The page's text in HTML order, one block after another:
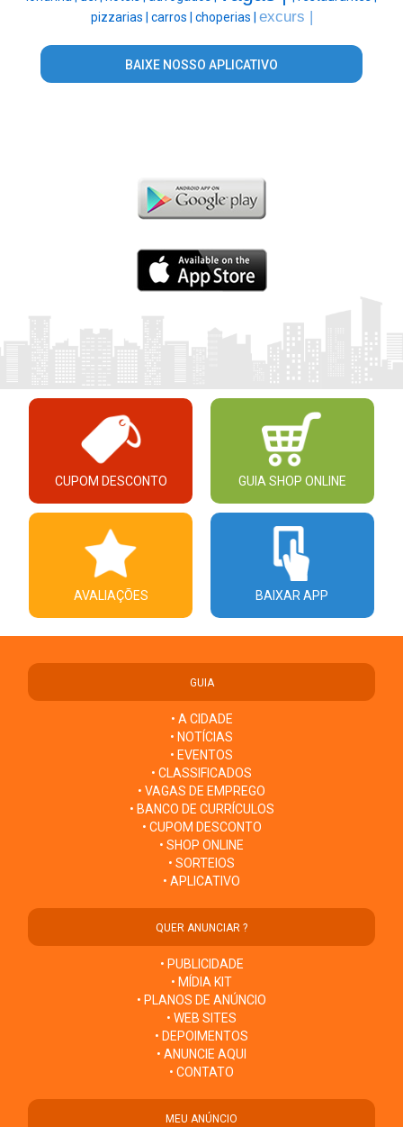
pizzarias | carros | choperias | excurs |
BAIXE NOSSO APLICATIVO
CUPOM DESCONTO GUIA SHOP ONLINE
AVALIAÇÕES BAIXAR APP
GUIA
• A CIDADE
• NOTÍCIAS
• EVENTOS
• CLASSIFICADOS
• VAGAS DE EMPREGO
• BANCO DE CURRÍCULOS
• CUPOM DESCONTO
• SHOP ONLINE
• SORTEIOS
• APLICATIVO
QUER ANUNCIAR ?
• PUBLICIDADE
• MÍDIA KIT
• PLANOS DE ANÚNCIO
• WEB SITES
• DEPOIMENTOS
• ANUNCIE AQUI
• CONTATO
MEU ANÚNCIO